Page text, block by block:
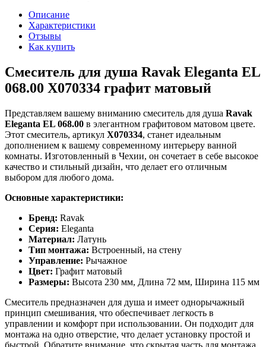
Описание
Характеристики
Отзывы
Как купить
Смеситель для душа Ravak Eleganta EL
068.00 X070334 графит матовый
Представляем вашему вниманию смеситель для душа Ravak
Eleganta EL 068.00 в элегантном графитовом матовом цвете.
Этот смеситель, артикул X070334, станет идеальным
дополнением к вашему современному интерьеру ванной
комнаты. Изготовленный в Чехии, он сочетает в себе высокое
качество и стильный дизайн, что делает его отличным
выбором для любого дома.
Основные характеристики:
Бренд: Ravak
Серия: Eleganta
Материал: Латунь
Тип монтажа: Встроенный, на стену
Управление: Рычажное
Цвет: Графит матовый
Размеры: Высота 230 мм, Длина 72 мм, Ширина 115 мм
Смеситель предназначен для душа и имеет однорычажный
принцип смешивания, что обеспечивает легкость в
управлении и комфорт при использовании. Он подходит для
монтажа на одно отверстие, что делает установку простой и
быстрой. Обратите внимание, что скрытая часть для монтажа